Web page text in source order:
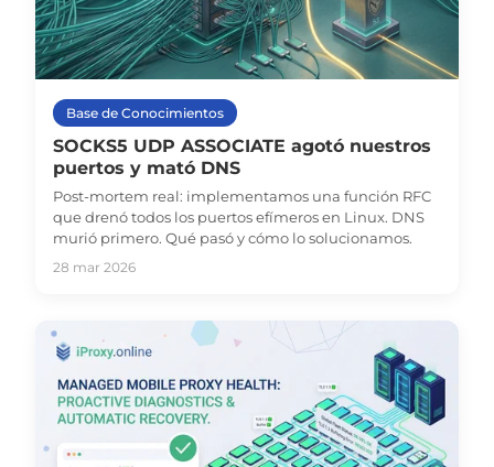
Base de Conocimientos
SOCKS5 UDP ASSOCIATE agotó nuestros
puertos y mató DNS
Post-mortem real: implementamos una función RFC
que drenó todos los puertos efímeros en Linux. DNS
murió primero. Qué pasó y cómo lo solucionamos.
28 mar 2026